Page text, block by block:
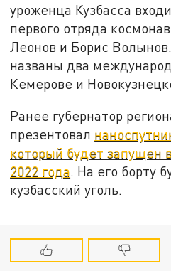
уроженца Кузбасса
первого отряда
Леонов и Борис
названы два
Кемерове и
Ранее губернатор
презентовал
который будет запущен
2022 года. На его борту
кузбасский уголь.